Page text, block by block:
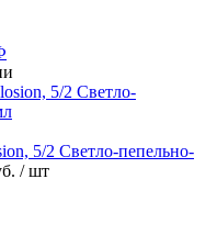
5/2 Светло-пепельно-
/ шт